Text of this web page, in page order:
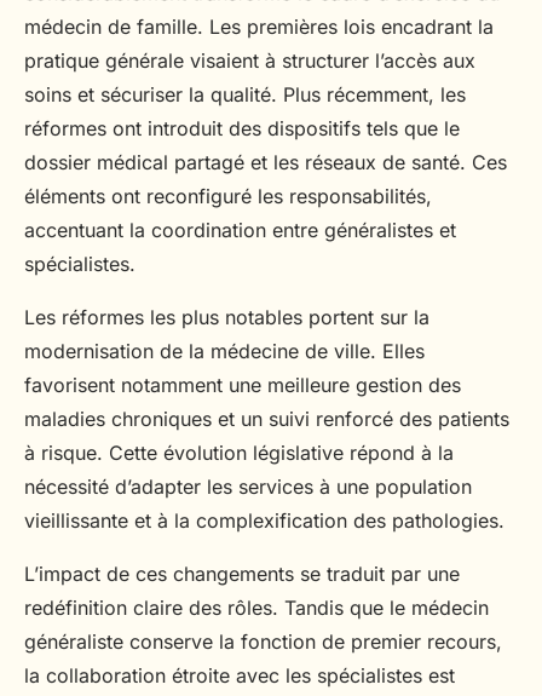
médecin de famille. Les premières lois encadrant la
pratique générale visaient à structurer l’accès aux
soins et sécuriser la qualité. Plus récemment, les
réformes ont introduit des dispositifs tels que le
dossier médical partagé et les réseaux de santé. Ces
éléments ont reconfiguré les responsabilités,
accentuant la coordination entre généralistes et
spécialistes.
Les réformes les plus notables portent sur la
modernisation de la médecine de ville. Elles
favorisent notamment une meilleure gestion des
maladies chroniques et un suivi renforcé des patients
à risque. Cette évolution législative répond à la
nécessité d’adapter les services à une population
vieillissante et à la complexification des pathologies.
L’impact de ces changements se traduit par une
redéfinition claire des rôles. Tandis que le médecin
généraliste conserve la fonction de premier recours,
la collaboration étroite avec les spécialistes est